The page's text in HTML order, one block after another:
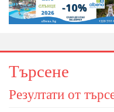
Търсене
Резултати от